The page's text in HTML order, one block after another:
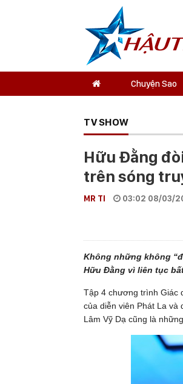
Chuyện Sao
TV SHOW
Hữu Đằng
trên sóng
MR TI 03:02 08/03/
Không những không
Hữu Đằng vì liên tục
Tập 4 chương trình Giác
của diễn viên Phát La và
Lâm Vỹ Dạ cũng là